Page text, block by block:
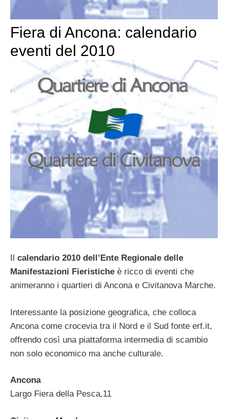
Fiera di Ancona: calendario
eventi del 2010
calendario 2010 dell’Ente Regionale delle
Manifestazioni Fieristiche è ricco di eventi che
animeranno i quartieri di Ancona e Civitanova Marche.
Interessante la posizione geografica, che colloca
Ancona come crocevia tra il Nord e il Sud fonte erf.it,
offrendo così una piattaforma intermedia di scambio
non solo economico ma anche culturale.
Ancona
Largo Fiera della Pesca,11